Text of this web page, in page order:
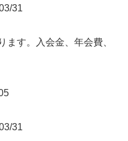
31
ます。入会金、年会費、
31